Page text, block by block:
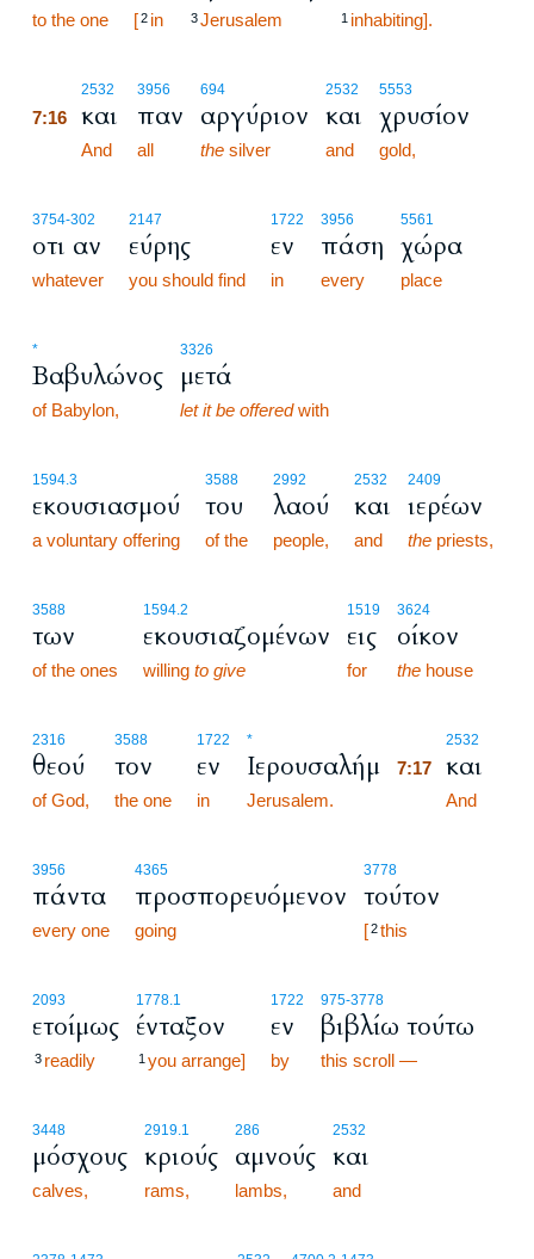
to the one [2 in 3Jerusalem 1 inhabiting].
2532
7:16 και
And
3956
παν
all
694
αργύριον
the silver
2532
και
and
5553
χρυσίον
gold,
3754-302
οτι αν
whatever
2147
εύρης
you should find
1722
εν
in
3956
πάση
every
5561
χώρα
place
*
Βαβυλώνος
of Babylon,
3326
μετά
let it be offeredwith
1594.3
εκουσιασμού
a voluntary offering
3588
του
of the
2992
λαού
people,
2532
και
and
2409
ιερέων
the priests,
3588
των
of the ones
1594.2
εκουσιαζομένων
willing to give
1519
εις
for
3624
οίκον
the house
2316
θεού
of God,
3588
τον
the one
1722
εν
in
*
Ιερουσαλήμ
Jerusalem.
2532
7:17 και
And
3956
πάντα
every one
4365
προσπορευόμενον
going
3778
τούτον
[2this
2093
ετοίμως
3 readily
1778.1
ένταξον
1 you arrange]
1722
εν
by
975-3778
βιβλίω τούτω
this scroll —
3448
μόσχους
calves,
2919.1
κριούς
rams,
286
αμνούς
lambs,
2532
και
and